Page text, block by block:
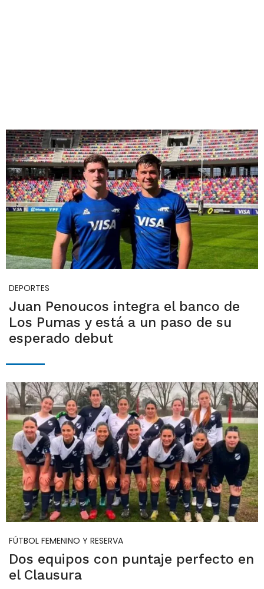
DEPORTES
Juan Penoucos integra el banco de
Los Pumas y está a un paso de su
esperado debut
FÚTBOL FEMENINO Y RESERVA
Dos equipos con puntaje perfecto en
el Clausura